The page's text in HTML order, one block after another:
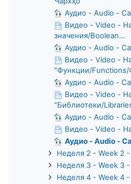
Аудио - Audio -
Видео - Video -
значения/Boolean...
Аудио - Audio -
Видео - Video -
"Функции/Functions/
Аудио - Audio -
Видео - Video -
"Библиотеки/
Аудио - Audio -
Видео - Video -
Аудио - Audio -
Неделя 2 - Week 2 -
Неделя 3 - Week 3
Неделя 4 - Week 4